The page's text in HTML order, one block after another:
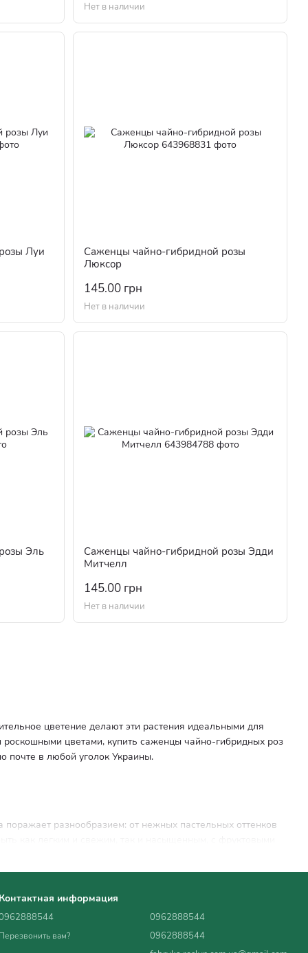
цветение делают эти растения идеальными для
роскошными цветами, купить саженцы чайно-гибридных роз
почте в любой уголок Украины.
разнообразием: от нежных пастельных оттенков
эти цветы украшают сад, создавая атмосферу
до двух недель.
Нет в наличии
Луи
Саженцы чайно-гибридной розы
Люксор
145.00 грн
Нет в наличии
Эль
Саженцы чайно-гибридной розы Эдди
Митчелл
145.00 грн
Нет в наличии
информация
вам?
0962888544
0962888544